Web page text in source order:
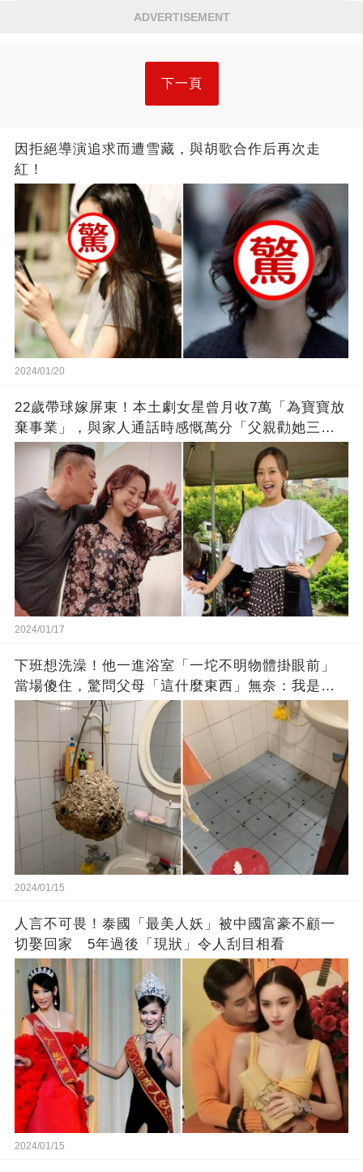
ADVERTISEMENT
下一頁
因拒絕導演追求而遭雪藏，與胡歌合作后再次走
紅！
2024/01/20
22歲帶球嫁屏東！本土劇女星曾月收7萬「為寶寶放
棄事業」，與家人通話時感慨萬分「父親勸她三
思」：只有過一次眼淚
2024/01/17
下班想洗澡！他一進浴室「一坨不明物體掛眼前」
當場傻住，驚問父母「這什麼東西」無奈：我是親
生的嗎？
2024/01/15
人言不可畏！泰國「最美人妖」被中國富豪不顧一
切娶回家 5年過後「現狀」令人刮目相看
2024/01/15